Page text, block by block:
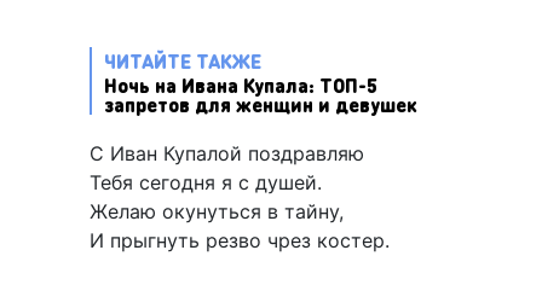
ЧИТАЙТЕ ТАКЖЕ
Ночь на Ивана Купала: ТОП-5
запретов для женщин и девушек
С Иван Купалой поздравляю
Тебя сегодня я с душей.
Желаю окунуться в тайну,
И прыгнуть резво чрез костер.